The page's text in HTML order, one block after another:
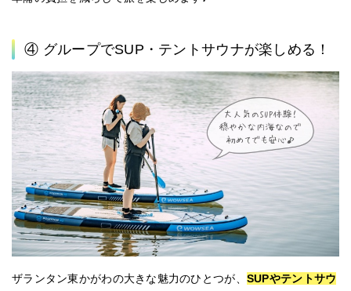
④ グループでSUP・テントサウナが楽しめる！
ザランタン東かがわの大きな魅力のひとつが、 SUPやテントサウ